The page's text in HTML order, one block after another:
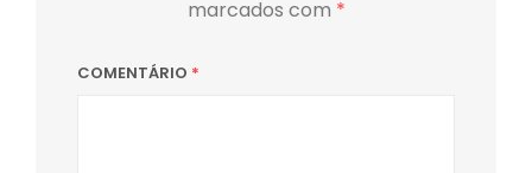
marcados com *
COMENTÁRIO *